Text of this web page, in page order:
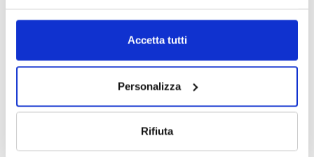
Accetta tutti
Personalizza
Rifiuta